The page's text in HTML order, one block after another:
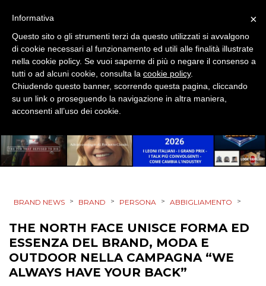
MOBILE
PROMOZIONI
PRODOTTI
PUNTI VENDITA
CSR
CINEMA
BRAND NEWS > BRAND > PERSONA > ABBIGLIAMENTO >
THE NORTH FACE UNISCE FORMA ED
ESSENZA DEL BRAND, MODA E
OUTDOOR NELLA CAMPAGNA “WE
ALWAYS HAVE YOUR BACK”
×
Informativa
Questo sito o gli strumenti terzi da questo utilizzati si avvalgono
di cookie necessari al funzionamento ed utili alle finalità illustrate
nella cookie policy. Se vuoi saperne di più o negare il consenso a
tutti o ad alcuni cookie, consulta la cookie policy.
Chiudendo questo banner, scorrendo questa pagina, cliccando
su un link o proseguendo la navigazione in altra maniera,
acconsenti all’uso dei cookie.